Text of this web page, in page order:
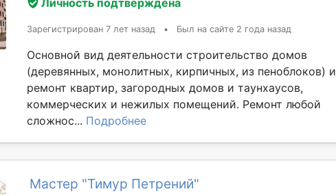
Зарегистрирован 7 лет назад • Был на сайте 2 года назад
Основной вид деятельности строительство домов
(деревянных, монолитных, кирпичных, из пеноблоков) и
ремонт квартир, загородных домов и таунхаусов,
коммерческих и нежилых помещений. Ремонт любой
сложнос... Подробнее
Мастер "Тимур Петрений"